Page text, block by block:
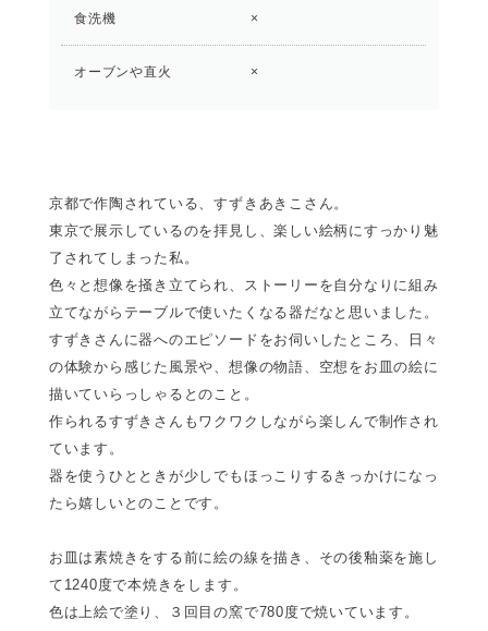
食洗機 ×
オーブンや直火 ×
京都で作陶されている、すずきあきこさん。
東京で展示しているのを拝見し、楽しい絵柄にすっかり魅
了されてしまった私。
色々と想像を掻き立てられ、ストーリーを自分なりに組み
立てながらテーブルで使いたくなる器だなと思いました。
すずきさんに器へのエピソードをお伺いしたところ、日々
の体験から感じた風景や、想像の物語、空想をお皿の絵に
描いていらっしゃるとのこと。
作られるすずきさんもワクワクしながら楽しんで制作され
ています。
器を使うひとときが少しでもほっこりするきっかけになっ
たら嬉しいとのことです。
お皿は素焼きをする前に絵の線を描き、その後釉薬を施し
て1240度で本焼きをします。
色は上絵で塗り、３回目の窯で780度で焼いています。